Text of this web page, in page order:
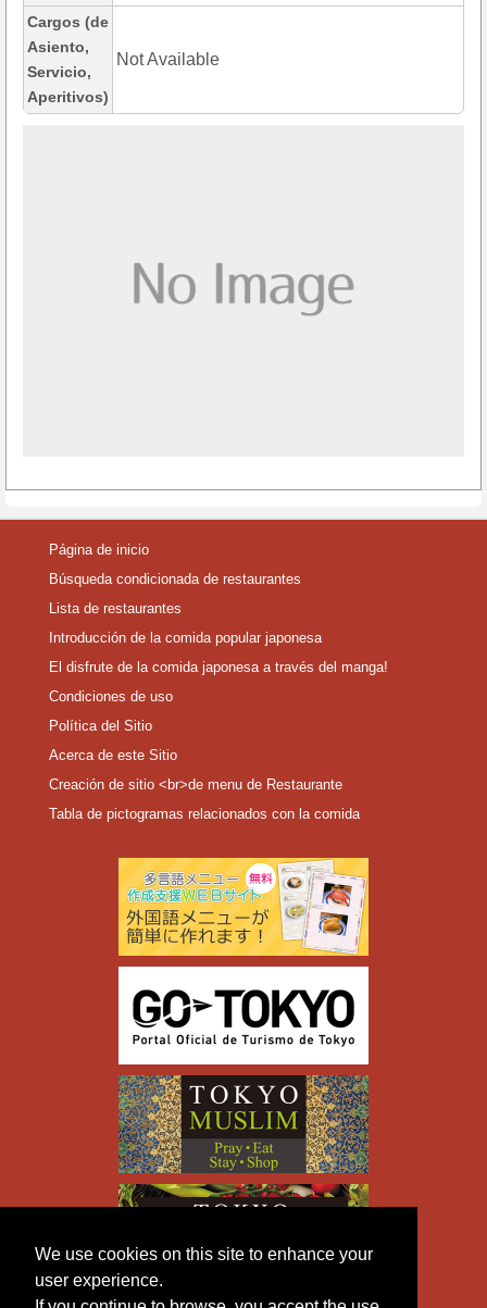
We use cookies on this site to enhance your
user experience.
Cargos (de
Asiento,
Servicio,
Aperitivos)
Not Available
Página de inicio
Búsqueda condicionada de restaurantes
Lista de restaurantes
Introducción de la comida popular japonesa
El disfrute de la comida japonesa a través del manga!
Condiciones de uso
Política del Sitio
Acerca de este Sitio
Creación de sitio <br>de menu de Restaurante
Tabla de pictogramas relacionados con la comida